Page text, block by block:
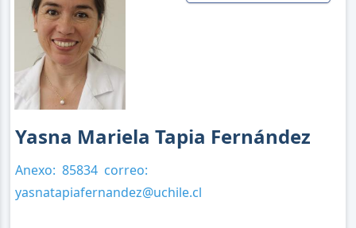
Yasna Mariela Tapia Fernández
Anexo: 85834 correo:
yasnatapiafernandez@uchile.cl